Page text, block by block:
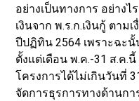
อย่างเป็นทางการ อย่าง
เงินจาก พ.ร.ก.เงินกู้ ตาม
ปีปฏิทิน 2564 เพราะฉะนั้
ตั้งแต่เดือน พ.ค.-31 ส.ค.
โครงการได้ไม่เกินวันที่
จัดการธุรการทางด้านกา